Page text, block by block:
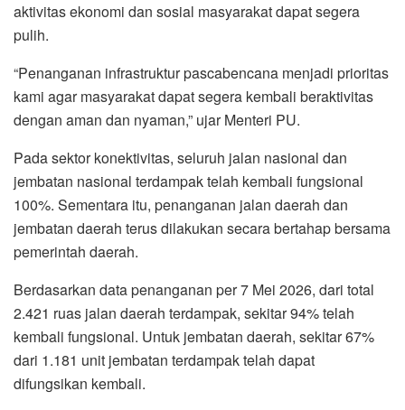
aktivitas ekonomi dan sosial masyarakat dapat segera
pulih.
“Penanganan infrastruktur pascabencana menjadi prioritas
kami agar masyarakat dapat segera kembali beraktivitas
dengan aman dan nyaman,” ujar Menteri PU.
Pada sektor konektivitas, seluruh jalan nasional dan
jembatan nasional terdampak telah kembali fungsional
100%. Sementara itu, penanganan jalan daerah dan
jembatan daerah terus dilakukan secara bertahap bersama
pemerintah daerah.
Berdasarkan data penanganan per 7 Mei 2026, dari total
2.421 ruas jalan daerah terdampak, sekitar 94% telah
kembali fungsional. Untuk jembatan daerah, sekitar 67%
dari 1.181 unit jembatan terdampak telah dapat
difungsikan kembali.